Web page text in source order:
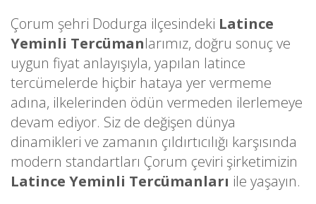
Çorum şehri Dodurga ilçesindeki Latince
Yeminli Tercümanlarımız, doğru sonuç ve
uygun fiyat anlayışıyla, yapılan latince
tercümelerde hiçbir hataya yer vermeme
adına, ilkelerinden ödün vermeden ilerlemeye
devam ediyor. Siz de değişen dünya
dinamikleri ve zamanın çıldırtıcılığı karşısında
modern standartları Çorum çeviri şirketimizin
Latince Yeminli Tercümanları ile yaşayın.